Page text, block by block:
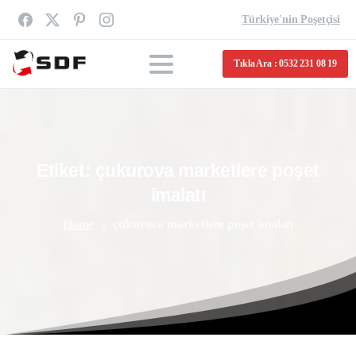
Türkiye'nin Poşetçisi
Tıkla Ara : 0532 231 08 19